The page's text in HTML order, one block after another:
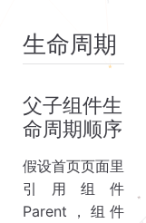
生命周期
父子组件生
命周期顺序
假设首页页面里
引用组件
Parent，组件